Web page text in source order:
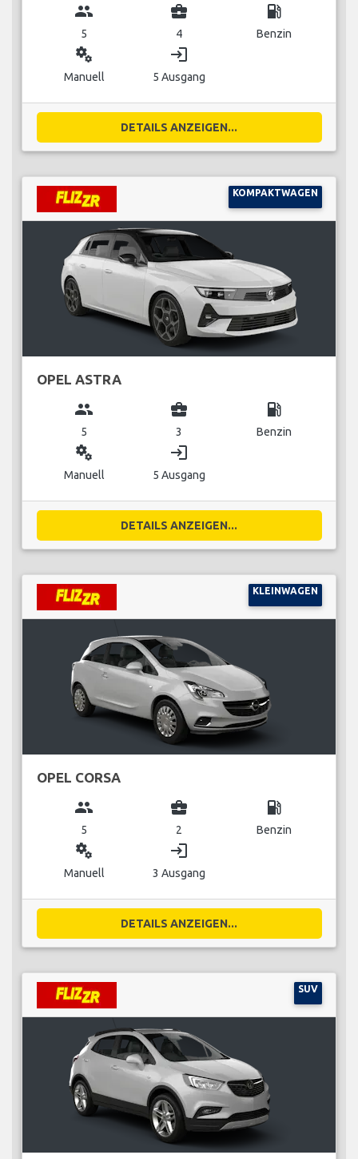
group
5
business_center
4
local_gas_station
Benzin
miscellaneous_services
Manuell
login
5 Ausgang
DETAILS ANZEIGEN...
KOMPAKTWAGEN
OPEL ASTRA
group
5
business_center
3
local_gas_station
Benzin
miscellaneous_services
Manuell
login
5 Ausgang
DETAILS ANZEIGEN...
KLEINWAGEN
OPEL CORSA
group
5
business_center
2
local_gas_station
Benzin
miscellaneous_services
Manuell
login
3 Ausgang
DETAILS ANZEIGEN...
SUV